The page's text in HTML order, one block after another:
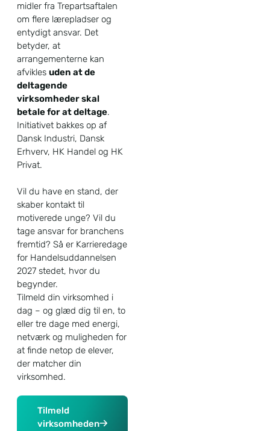
midler fra Trepartsaftalen
om flere lærepladser og
entydigt ansvar. Det
betyder, at
arrangementerne kan
afvikles uden at de
deltagende
virksomheder skal
betale for at deltage.
Initiativet bakkes op af
Dansk Industri, Dansk
Erhverv, HK Handel og HK
Privat.
Vil du have en stand, der
skaber kontakt til
motiverede unge? Vil du
tage ansvar for branchens
fremtid? Så er Karrieredage
for Handelsuddannelsen
2027 stedet, hvor du
begynder.
Tilmeld din virksomhed i
dag – og glæd dig til en, to
eller tre dage med energi,
netværk og muligheden for
at finde netop de elever,
der matcher din
virksomhed.
Tilmeld
virksomheden